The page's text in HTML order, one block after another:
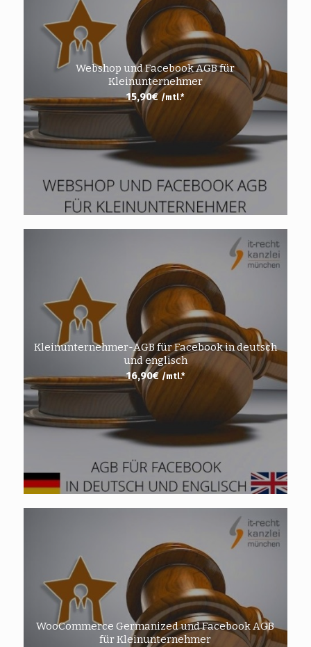
Webshop und Facebook AGB für
Kleinunternehmer
15,90€ /mtl.*
Kleinunternehmer-AGB für Facebook in deutsch
und englisch
16,90€ /mtl.*
WooCommerce Germanized und Facebook AGB
für Kleinunternehmer